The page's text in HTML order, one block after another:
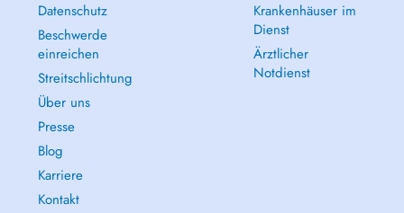
Datenschutz
Beschwerde
einreichen
Streitschlichtung
Über uns
Presse
Blog
Karriere
Kontakt
Krankenhäuser im
Dienst
Ärztlicher
Notdienst